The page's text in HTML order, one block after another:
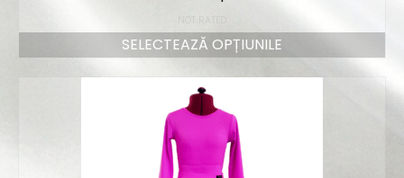
SELECTEAZĂ OPȚIUNILE